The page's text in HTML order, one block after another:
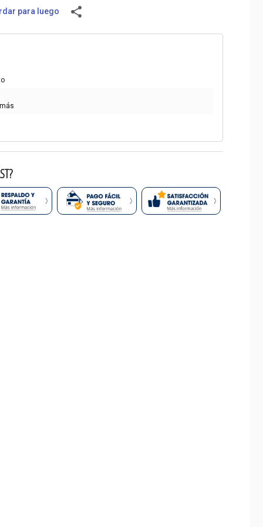
para luego share